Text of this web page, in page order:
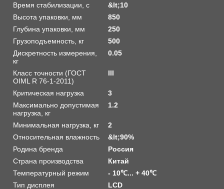
Время стабилизации, с
&lt;10
Высота упаковки, мм
850
Глубина упаковки, мм
250
Грузоподъемность, кг
500
Дискретность измерения,
кг
0.05
Класс точности (ГОСТ
OIML R 76-1-2011)
III
Критическая нагрузка
3
Максимально допустимая
нагрузка, кг
1.2
Минимальная нагрузка, кг
2
Относительная влажность
&lt;90%
Родина бренда
Россия
Страна производства
Китай
Температурный режим
‐ 10℃... + 40℃
Тип дисплея
LCD